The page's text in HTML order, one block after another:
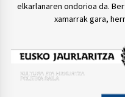
elkarlanaren ondorioa da.
xamarrak gara,